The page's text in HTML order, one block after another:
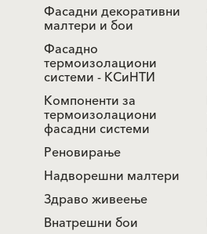
Фасадни декоративни
малтери и бои
Фасадно
термоизолациони
системи - КСиНТИ
Компоненти за
термоизолациони
фасадни системи
Реновирање
Надворешни малтери
Здраво живеење
Внатрешни бои